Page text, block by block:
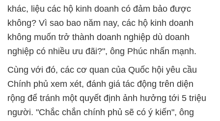
khác, liệu các hộ kinh doanh có đảm bảo được
không? Vì sao bao năm nay, các hộ kinh doanh
không muốn trở thành doanh nghiệp dù doanh
nghiệp có nhiều ưu đãi?", ông Phúc nhấn mạnh.
Cùng với đó, các cơ quan của Quốc hội yêu cầu
Chính phủ xem xét, đánh giá tác động trên diện
rộng để tránh một quyết định ảnh hưởng tới 5 triệu
người. "Chắc chắn chính phủ sẽ có ý kiến", ông